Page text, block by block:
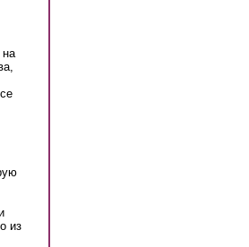
на
из